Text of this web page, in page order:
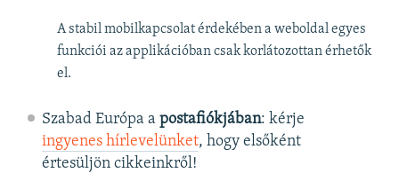
A stabil mobilkapcsolat érdekében a weboldal egyes
funkciói az applikációban csak korlátozottan érhetők
el.
Szabad Európa a postafiókjában: kérje
ingyenes hírlevelünket, hogy elsőként
értesüljön cikkeinkről!